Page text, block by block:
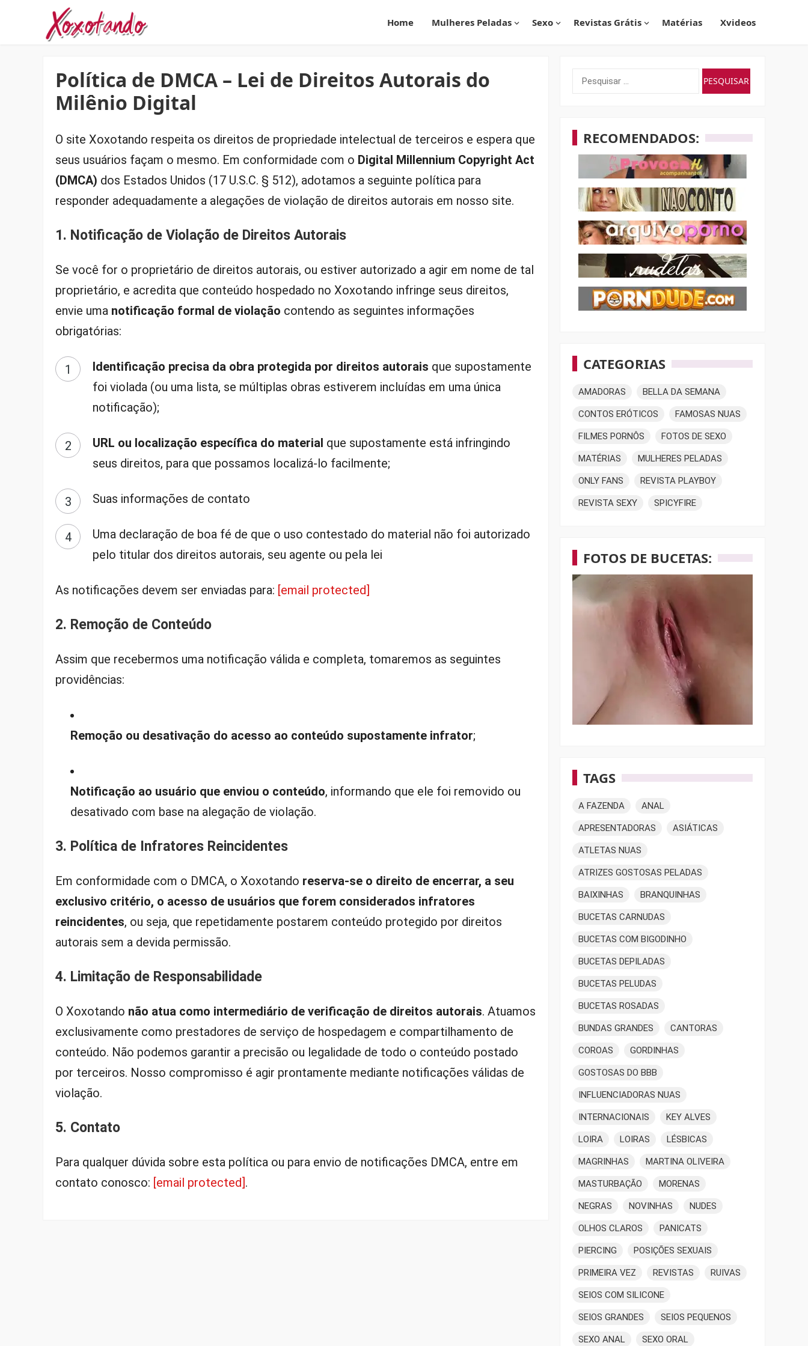
Home Mulheres Peladas Sexo Revistas Grátis Matérias Xvideos
Política de DMCA – Lei de Direitos Autorais do
Milênio Digital
O site Xoxotando respeita os direitos de propriedade intelectual de terceiros e espera que
seus usuários façam o mesmo. Em conformidade com o Digital Millennium Copyright Act
(DMCA) dos Estados Unidos (17 U.S.C. § 512), adotamos a seguinte política para
responder adequadamente a alegações de violação de direitos autorais em nosso site.
1. Notificação de Violação de Direitos Autorais
Se você for o proprietário de direitos autorais, ou estiver autorizado a agir em nome de tal
proprietário, e acredita que conteúdo hospedado no Xoxotando infringe seus direitos,
envie uma notificação formal de violação contendo as seguintes informações
obrigatórias:
Identificação precisa da obra protegida por direitos autorais que supostamente
foi violada (ou uma lista, se múltiplas obras estiverem incluídas em uma única
notificação);
URL ou localização específica do material que supostamente está infringindo
seus direitos, para que possamos localizá-lo facilmente;
Suas informações de contato
Uma declaração de boa fé de que o uso contestado do material não foi autorizado
pelo titular dos direitos autorais, seu agente ou pela lei
As notificações devem ser enviadas para: [email protected]
2. Remoção de Conteúdo
Assim que recebermos uma notificação válida e completa, tomaremos as seguintes
providências:
Remoção ou desativação do acesso ao conteúdo supostamente infrator;
Notificação ao usuário que enviou o conteúdo, informando que ele foi removido ou
desativado com base na alegação de violação.
3. Política de Infratores Reincidentes
Em conformidade com o DMCA, o Xoxotando reserva-se o direito de encerrar, a seu
exclusivo critério, o acesso de usuários que forem considerados infratores
reincidentes, ou seja, que repetidamente postarem conteúdo protegido por direitos
autorais sem a devida permissão.
4. Limitação de Responsabilidade
O Xoxotando não atua como intermediário de verificação de direitos autorais. Atuamos
exclusivamente como prestadores de serviço de hospedagem e compartilhamento de
conteúdo. Não podemos garantir a precisão ou legalidade de todo o conteúdo postado
por terceiros. Nosso compromisso é agir prontamente mediante notificações válidas de
violação.
5. Contato
Para qualquer dúvida sobre esta política ou para envio de notificações DMCA, entre em
contato conosco: [email protected].
Pesquisar
RECOMENDADOS:
CATEGORIAS
AMADORAS BELLA DA SEMANA
CONTOS ERÓTICOS FAMOSAS NUAS
FILMES PORNÔS FOTOS DE SEXO
MATÉRIAS MULHERES PELADAS
ONLY FANS REVISTA PLAYBOY
REVISTA SEXY SPICYFIRE
FOTOS DE BUCETAS:
TAGS
A FAZENDA ANAL
APRESENTADORAS ASIÁTICAS
ATLETAS NUAS
ATRIZES GOSTOSAS PELADAS
BAIXINHAS BRANQUINHAS
BUCETAS CARNUDAS
BUCETAS COM BIGODINHO
BUCETAS DEPILADAS
BUCETAS PELUDAS
BUCETAS ROSADAS
BUNDAS GRANDES CANTORAS
COROAS GORDINHAS
GOSTOSAS DO BBB
INFLUENCIADORAS NUAS
INTERNACIONAIS KEY ALVES
LOIRA LOIRAS LÉSBICAS
MAGRINHAS MARTINA OLIVEIRA
MASTURBAÇÃO MORENAS
NEGRAS NOVINHAS NUDES
OLHOS CLAROS PANICATS
PIERCING POSIÇÕES SEXUAIS
PRIMEIRA VEZ REVISTAS RUIVAS
SEIOS COM SILICONE
SEIOS GRANDES SEIOS PEQUENOS
SEXO ANAL SEXO ORAL